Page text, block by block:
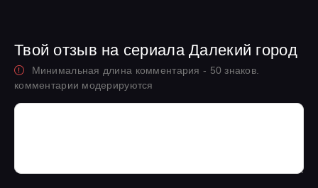
Твой отзыв на сериала Далекий город
Минимальная длина комментария - 50 знаков.
комментарии модерируются